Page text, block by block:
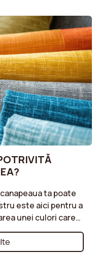
și
alegerile corecte
dumneavoastră
concepute pentru a
confortul,
în același timp
ta poate
este aici pentru a
unei culori care
sau o nuanță
camera de zi,